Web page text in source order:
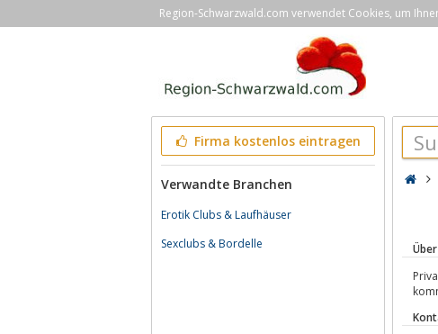
Region-Schwarzwald.com verwendet Cookies, um
Firma kostenlos eintragen
Verwandte Branchen
Erotik Clubs & Laufhäuser
Sexclubs & Bordelle